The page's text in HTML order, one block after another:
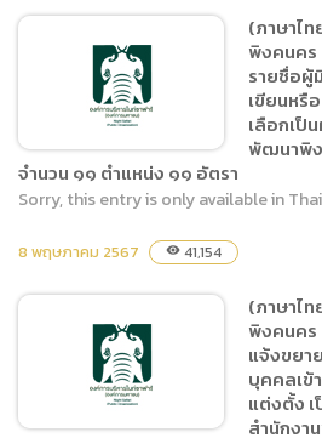
มหาชน) เรื่อง รายชื่อผู้ผ่าน
การสรรหาหรือคัดเลือกดพื่
อบรรจุแต่งตั้งเป็นผู้ปฏิบัติ
งานของสำนักงานพัฒนาพิง
คนคร (องค์การมหาชน)
จำนวน ๑๑ ตำแหน่ง ๑๑ อัตรา
(ภาษาไทย) ประกาศสำนักงาน
พัฒนาพิงคนคร (องค์การ
มหาชน) เรื่อง รายชื่อผู้มีสิทธิ
เข้ารับการสอบข้อเขียนหรือ
สอบสัมภาษณ์ เพื่อคัดเลือก
เป็นผู้ปฏิบัติงานของ
สำนักงานพัฒนาพิงคนคร
(องค์การมหาชน) จำนวน ๑๑
(ภาษาไ
พิงคนคร
รายชื่อผู้
เขียนห
เลือกเป็
พัฒนาพิง
จำนวน ๑๑ ตำแหน่ง ๑๑ อัตรา
Sorry, this entry is only available in
8 พฤษภาคม 2567 visibility 41,154
(ภาษาไ
พิงคนคร
แจ้งขยา
บุคคลเข้
แต่งตั้ง
สำนักงา